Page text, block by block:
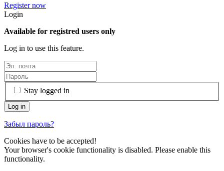
Register now
Login
Available for registred users only
Log in to use this feature.
Stay logged in
Забыл пароль?
Cookies have to be accepted!
Your browser's cookie functionality is disabled. Please enable this
functionality.